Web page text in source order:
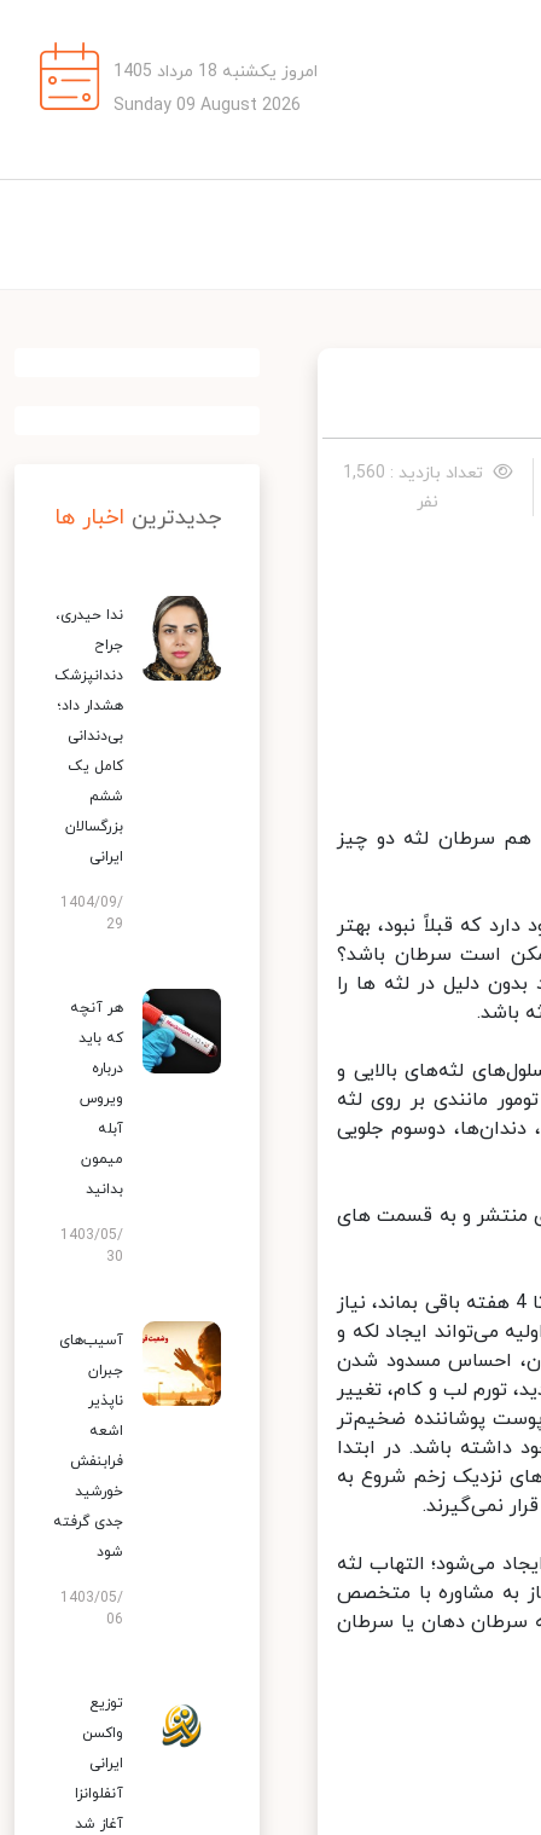
امروز یکشنبه 18 مرداد 1405
Sunday 09 August 2026
تعداد بازدید : 1,560
نفر
سرطان لثه دو چیز
که قبلاً نبود، بهتر
است سرطان باشد؟
دلیل در لثه ها را
لثه‌های بالایی و
مانندی بر روی لثه
دوسوم جلویی
منتشر و به قسمت های
لازم به ذکر است تورم یا قرمزی لثه حتما سرطان نیست، اما اگر بیش از 3 تا 4 هفته باقی بماند، نیاز
می‌تواند ایجاد لکه و
احساس مسدود شدن
لب و کام، تغییر
پوشاننده ضخیم‌تر
باشد. در ابتدا
نزدیک زخم شروع به
نمی‌گیرند.
می‌شود؛ التهاب لثه
به مشاوره با متخصص
سرطان دهان یا سرطان
جدیدترین اخبار ها
ندا حیدری،
جراح
دندانپزشک
هشدار داد؛
بی‌دندانی
کامل یک
ششم
بزرگسالان
ایرانی
1404/09/
29
هر آنچه
که باید
درباره
ویروس
آبله
میمون
بدانید
1403/05/
30
آسیب‌های
جبران
ناپذیر
اشعه
فرابنفش
خورشید
جدی گرفته
شود
1403/05/
06
توزیع
واکسن
ایرانی
آنفلوانزا
آغاز شد